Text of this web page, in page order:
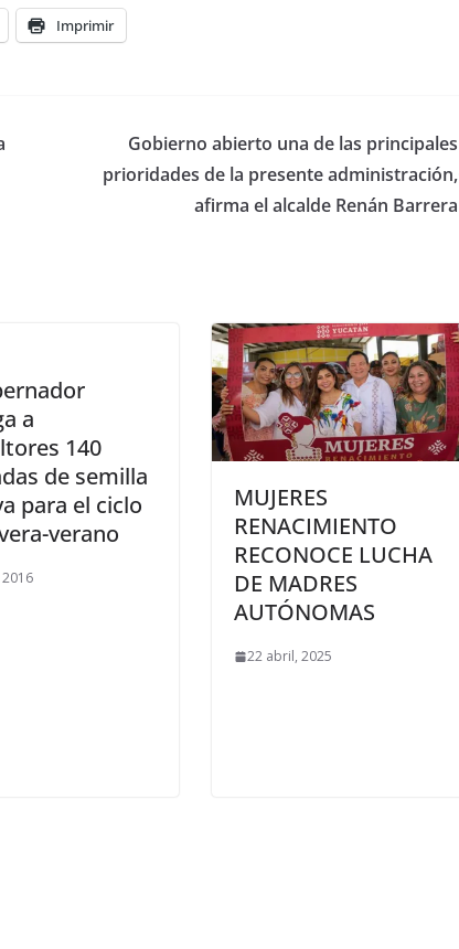
Imprimir
Gobierno abierto una de las principales
prioridades de la presente administración,
afirma el alcalde Renán Barrera
a
140
de semilla
para el ciclo
verano
MUJERES
RENACIMIENTO
RECONOCE LUCHA
DE MADRES
AUTÓNOMAS
22 abril, 2025